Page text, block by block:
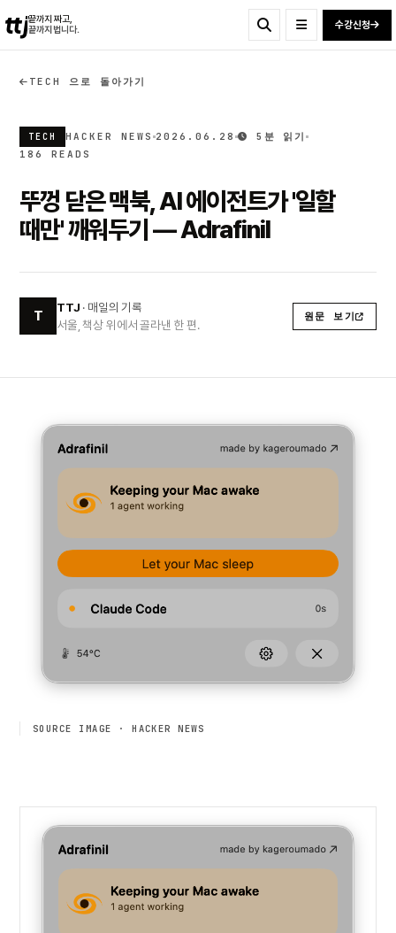
ttj끝까지 짜고,
끝까지 법니다.
수강신청
TECH 으로 돌아가기
TECH HACKER NEWS 2026.06.28
5분 읽기
186 READS
뚜껑 닫은 맥북, AI 에이전트가 '일할
때만' 깨워두기 — Adrafinil
T
TTJ · 매일의 기록
서울, 책상 위에서 골라낸 한 편.
원문 보기
SOURCE IMAGE · HACKER NEWS